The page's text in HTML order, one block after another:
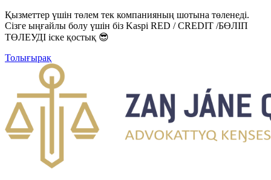
Қызметтер үшін төлем тек компанияның шотына төленеді.
Сізге ыңғайлы болу үшін біз Kaspi RED / CREDIT /БӨЛІП
ТӨЛЕУДІ іске қостық 😎
Толығырақ